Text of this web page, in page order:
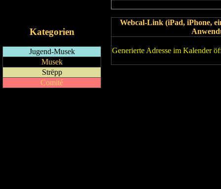
Kategorien
Jugend-Musek
Musek
Strëpp
Comité
Webcal-Link (iPad, iPhone,
Generierte Adresse im Kalender